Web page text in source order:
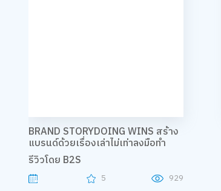
BRAND STORYDOING WINS สร้าง
แบรนด์ด้วยเรื่องเล่าไม่เท่าลงมือทำ
รีวิวโดย B2S
5 929